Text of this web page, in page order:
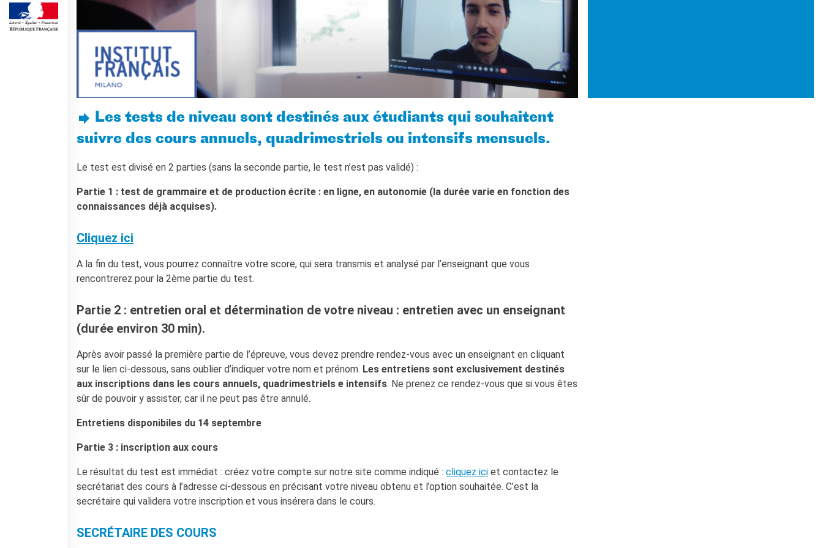
Cours pour les écoles
Cours entreprises
e CGV
Cours de théâtre
DIPLÔMES ET TESTS
Diplômes DELF DALF
Test de Connaissance du
Français TCF
Accès au catalogue
Culturethèque
CINEMA
Coopération éducative
Coopération universitaire
France
Étudier en France
Louer nos espaces
Le cercle des amis
QUI SOMMES-NOUS ?
L'Institut français Italia
Notre charte qualité
La Carte Institut français
Milano
Autres institutions
françaises
Les tests de niveau sont destinés aux étudiants qui souhaitent
suivre des cours annuels, quadrimestriels ou intensifs mensuels.
Le test est divisé en 2 parties (sans la seconde partie, le test n’est pas validé) :
Partie 1 : test de grammaire et de production écrite : en ligne, en autonomie (la durée varie en fonction des
connaissances déjà acquises).
Cliquez ici
A la fin du test, vous pourrez connaître votre score, qui sera transmis et analysé par l’enseignant que vous
rencontrerez pour la 2ème partie du test.
Partie 2 : entretien oral et détermination de votre niveau : entretien avec un enseignant
(durée environ 30 min).
Après avoir passé la première partie de l’épreuve, vous devez prendre rendez-vous avec un enseignant en cliquant
sur le lien ci-dessous, sans oublier d’indiquer votre nom et prénom. Les entretiens sont exclusivement destinés
aux inscriptions dans les cours annuels, quadrimestriels e intensifs. Ne prenez ce rendez-vous que si vous êtes
sûr de pouvoir y assister, car il ne peut pas être annulé.
Entretiens disponibiles du 14 septembre
Partie 3 : inscription aux cours
Le résultat du test est immédiat : créez votre compte sur notre site comme indiqué : cliquez ici et contactez le
secrétariat des cours à l’adresse ci-dessous en précisant votre niveau obtenu et l’option souhaitée. C’est la
secrétaire qui validera votre inscription et vous insérera dans le cours.
SECRÉTAIRE DES COURS